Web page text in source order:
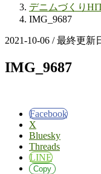
デニムづくり
IMG_9687
2021-10-06 / 最終更新
IMG_9687
Facebook
X
Bluesky
Threads
LINE
Copy